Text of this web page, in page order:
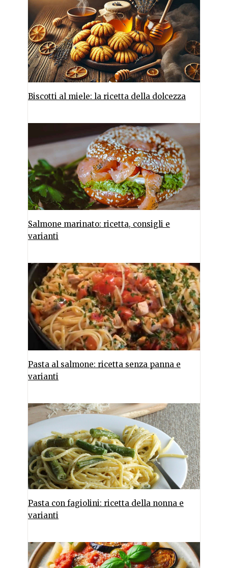
Biscotti al miele: la ricetta della dolcezza
Salmone marinato: ricetta, consigli e
varianti
Pasta al salmone: ricetta senza panna e
varianti
Pasta con fagiolini: ricetta della nonna e
varianti